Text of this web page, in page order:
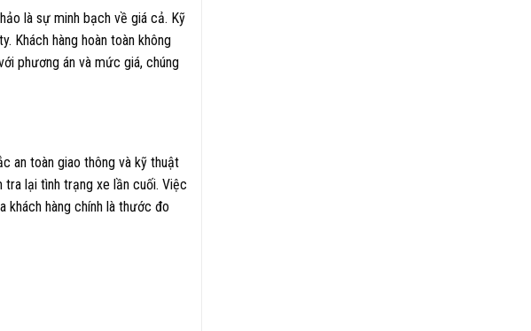
là sự minh bạch về giá cả. Kỹ
Khách hàng hoàn toàn không
phương án và mức giá, chúng
an toàn giao thông và kỹ thuật
lại tình trạng xe lần cuối. Việc
khách hàng chính là thước đo